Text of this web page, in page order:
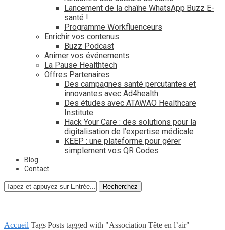
Lancement de la chaîne WhatsApp Buzz E-
santé !
Programme Workfluenceurs
Enrichir vos contenus
Buzz Podcast
Animer vos événements
La Pause Healthtech
Offres Partenaires
Des campagnes santé percutantes et
innovantes avec Ad4health
Des études avec ATAWAO Healthcare
Institute
Hack Your Care : des solutions pour la
digitalisation de l’expertise médicale
KEEP : une plateforme pour gérer
simplement vos QR Codes
Blog
Contact
Recherchez
Accueil Tags Posts tagged with "Association Tête en l’air"